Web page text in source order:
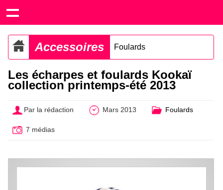
Accessoires Foulards
Les écharpes et foulards Kookaï
collection printemps-été 2013
Par la rédaction Mars 2013 Foulards
7 médias